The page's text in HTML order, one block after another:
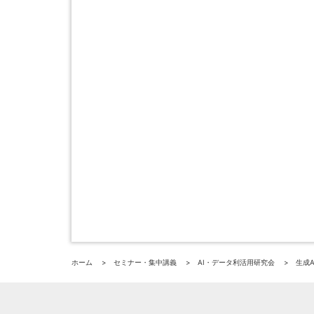
ホーム セミナー・集中講義 AI・データ利活用研究会 生成